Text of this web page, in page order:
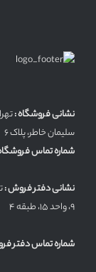
نشانی فروشگاه :
سلیمان خاطر، پلاک 6
شماره تماس
نشانی دفتر فروش :
9، واحد 15، طبقه 4
شماره تماس دفتر